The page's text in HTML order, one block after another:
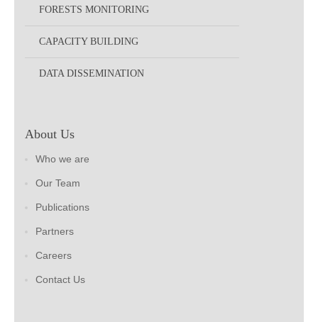
FORESTS MONITORING
CAPACITY BUILDING
DATA DISSEMINATION
About Us
Who we are
Our Team
Publications
Partners
Careers
Contact Us